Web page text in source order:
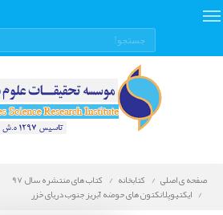
صفحه ی اصلی کتابخانه
کتاب های منتشره سال 97
ایکتیوپلانکتون ‌های حوضه آبریز جنوب دریای خزر